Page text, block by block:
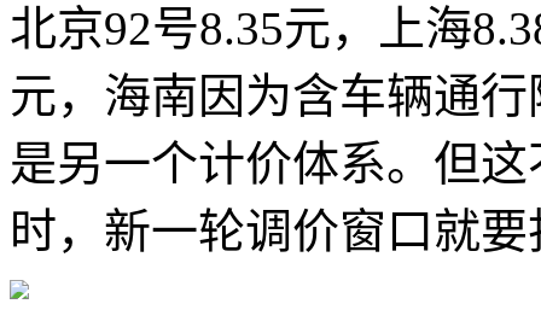
北京92号8.35元，上海
元，海南因为含车辆通
是另一个计价体系。但
时，新一轮调价窗口就